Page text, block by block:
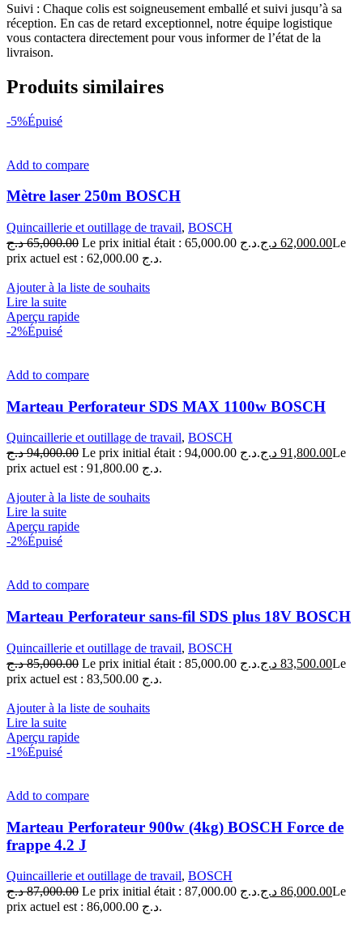
Suivi : Chaque colis est soigneusement emballé et suivi jusqu’à sa
réception. En cas de retard exceptionnel, notre équipe logistique
vous contactera directement pour vous informer de l’état de la
livraison.
Produits similaires
-5%Épuisé
Add to compare
Mètre laser 250m BOSCH
Quincaillerie et outillage de travail, BOSCH
65,000.00 د.ج Le prix initial était : 65,000.00 د.ج. 62,000.00 د.ج
Le
prix actuel est : 62,000.00 د.ج.
Ajouter à la liste de souhaits
Lire la suite
Aperçu rapide
-2%Épuisé
Add to compare
Marteau Perforateur SDS MAX 1100w BOSCH
Quincaillerie et outillage de travail, BOSCH
94,000.00 د.ج Le prix initial était : 94,000.00 د.ج. 91,800.00 د.ج
Le
prix actuel est : 91,800.00 د.ج.
Ajouter à la liste de souhaits
Lire la suite
Aperçu rapide
-2%Épuisé
Add to compare
Marteau Perforateur sans-fil SDS plus 18V BOSCH
Quincaillerie et outillage de travail, BOSCH
85,000.00 د.ج Le prix initial était : 85,000.00 د.ج. 83,500.00 د.ج
Le
prix actuel est : 83,500.00 د.ج.
Ajouter à la liste de souhaits
Lire la suite
Aperçu rapide
-1%Épuisé
Add to compare
Marteau Perforateur 900w (4kg) BOSCH Force de
frappe 4.2 J
Quincaillerie et outillage de travail, BOSCH
87,000.00 د.ج Le prix initial était : 87,000.00 د.ج. 86,000.00 د.ج
Le
prix actuel est : 86,000.00 د.ج.